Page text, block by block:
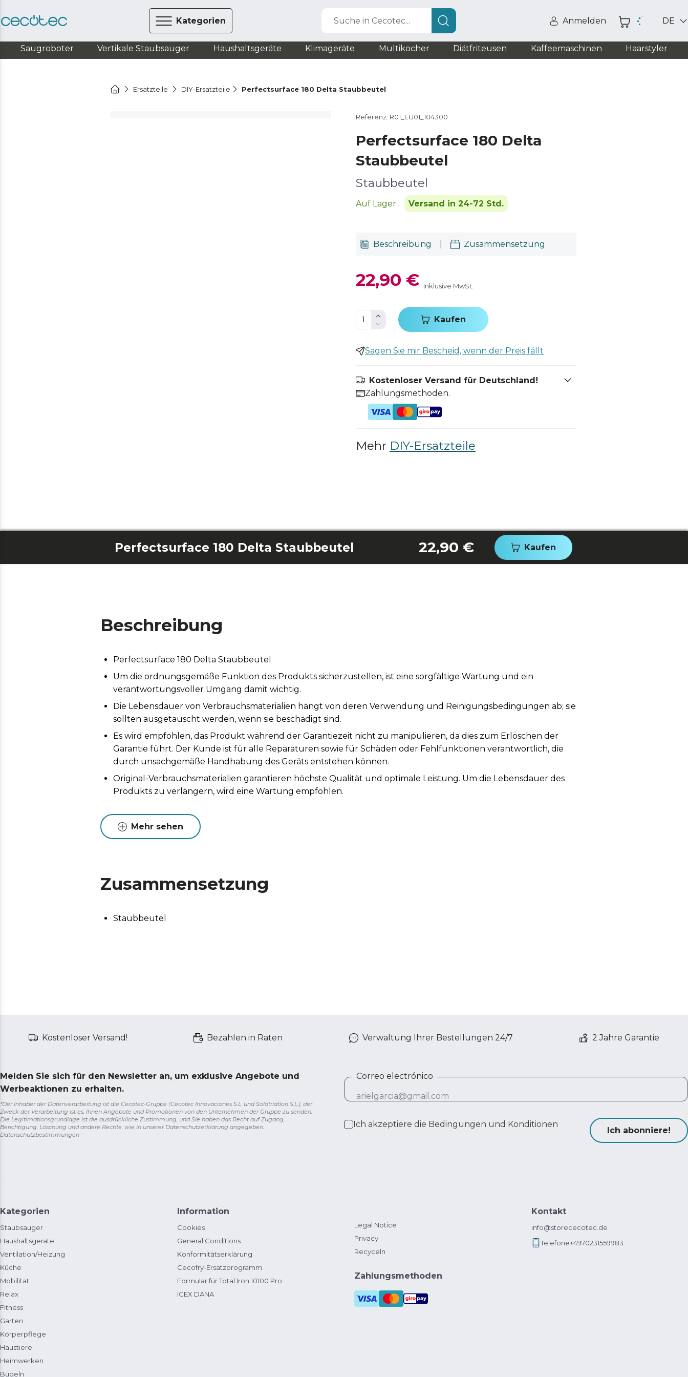
Kategorien Suche in Cecotec... Anmelden DE
Saugroboter Vertikale Staubsauger Haushaltsgeräte Klimageräte Multikocher Diätfriteusen Kaffeemaschinen Haarstyler
Ersatzteile DIY-Ersatzteile Perfectsurface 180 Delta Staubbeutel
Referenz: R01_EU01_104300
Perfectsurface 180 Delta
Staubbeutel
Staubbeutel
Auf Lager Versand in 24-72 Std.
Beschreibung Zusammensetzung
22,90 € Inklusive MwSt.
Kaufen
Sagen Sie mir Bescheid, wenn der Preis fällt
Kostenloser Versand für Deutschland!
Zahlungsmethoden.
Mehr DIY-Ersatzteile
Perfectsurface 180 Delta Staubbeutel 22,90 € Kaufen
Beschreibung
Perfectsurface 180 Delta Staubbeutel
Um die ordnungsgemäße Funktion des Produkts sicherzustellen, ist eine sorgfältige Wartung und ein
verantwortungsvoller Umgang damit wichtig.
Die Lebensdauer von Verbrauchsmaterialien hängt von deren Verwendung und Reinigungsbedingungen ab; sie
sollten ausgetauscht werden, wenn sie beschädigt sind.
Es wird empfohlen, das Produkt während der Garantiezeit nicht zu manipulieren, da dies zum Erlöschen der
Garantie führt. Der Kunde ist für alle Reparaturen sowie für Schäden oder Fehlfunktionen verantwortlich, die
durch unsachgemäße Handhabung des Geräts entstehen können.
Original-Verbrauchsmaterialien garantieren höchste Qualität und optimale Leistung. Um die Lebensdauer des
Produkts zu verlängern, wird eine Wartung empfohlen.
Mehr sehen
Zusammensetzung
Staubbeutel
Kostenloser Versand! Bezahlen in Raten Verwaltung Ihrer Bestellungen 24/7 2 Jahre Garantie
Melden Sie sich für den Newsletter an, um exklusive Angebote und
Werbeaktionen zu erhalten.
*Der Inhaber der Datenverarbeitung ist die Cecotec-Gruppe (Cecotec Innovaciones S.L. und Solotriatlon S.L.), der
Zweck der Verarbeitung ist es, Ihnen Angebote und Promotionen von den Unternehmen der Gruppe zu senden.
Die Legitimationsgrundlage ist die ausdrückliche Zustimmung, und Sie haben das Recht auf Zugang,
Berichtigung, Löschung und andere Rechte, wie in unserer Datenschutzerklärung angegeben.
Datenschutzbestimmungen
Correo electrónico
Ich akzeptiere die Bedingungen und Konditionen
Ich abonniere!
Kategorien
Staubsauger
Haushaltsgeräte
Ventilation/Heizung
Küche
Mobilität
Relax
Fitness
Garten
Körperpflege
Haustiere
Heimwerken
Bügeln
Information
Cookies
General Conditions
Konformitätserklärung
Cecofry-Ersatzprogramm
Formular für Total Iron 10100 Pro
ICEX DANA
Legal Notice
Privacy
Recyceln
Zahlungsmethoden
Kontakt
info@storececotec.de
Telefone+4970231559983